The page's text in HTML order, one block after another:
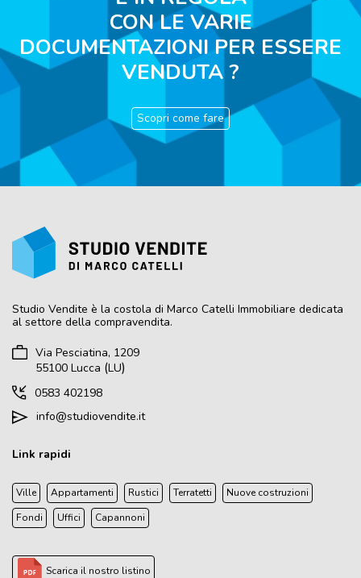
CON LE VARIE
DOCUMENTAZIONI PER ESSERE
VENDUTA ?
Scopri come fare
Studio Vendite è la costola di Marco Catelli Immobiliare dedicata
al settore della compravendita.
Via Pesciatina, 1209
55100 Lucca (LU)
0583 402198
info@studiovendite.it
Link rapidi
Ville Appartamenti Rustici Terratetti
Nuove costruzioni
Fondi
Uffici Capannoni
Scarica il nostro listino